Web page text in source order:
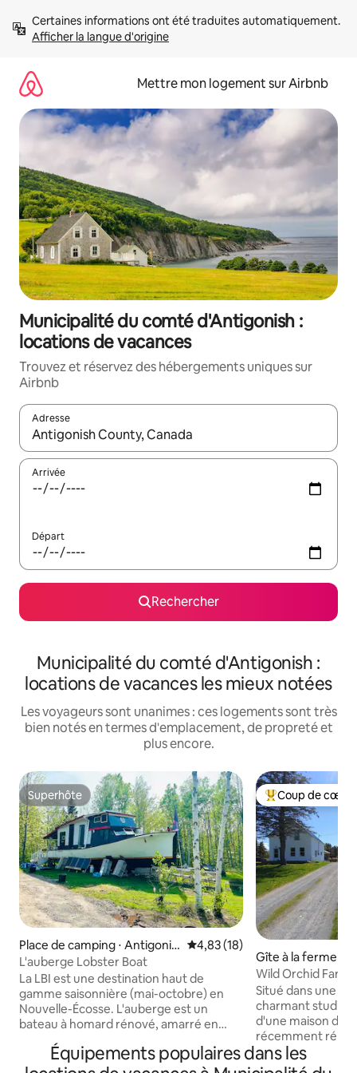
directement
Afficher la langue d'origine
Mettre mon logement sur Airbnb
Municipalité du comté d'Antigonish :
locations de vacances
Trouvez et réservez des hébergements uniques sur
Airbnb
Adresse
Lorsque les résultats s'affichent, utilisez les flèches vers le
Arrivée
Départ
Rechercher
Municipalité du comté d'Antigonish :
locations de vacances les mieux notées
Les voyageurs sont unanimes : ces logements sont très
bien notés en termes d'emplacement, de propreté et
plus encore.
Superhôte
Superhôte
Place de camping ⋅ Antigonis
h
Évaluation moyenne sur la
4,83 (18)
L'auberge Lobster Boat
La LBI est une destination haut de
gamme saisonnière (mai-octobre) en
Nouvelle-Écosse. L'auberge est un
bateau à homard rénové, amarré en
permanence sur terre, PAS SUR L'EAU.
Numéro de série (NOMOH2O) Profitez
d'un GLAMPING haut de gamme avec
Coups de cœur
Coup de cœur
Gîte à la ferme ⋅
Wild Orchid Farm
Situé dans une
charmant studio
d'une maison de
récemment
chevrons
la salle de bains privée, de la
Équipements populaires dans les